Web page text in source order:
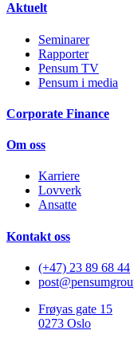
Aktuelt
Seminarer
Rapporter
Pensum TV
Pensum i media
Corporate Finance
Om oss
Karriere
Lovverk
Ansatte
Kontakt oss
(+47) 23 89 68 44
Frøyas gate 15
0273 Oslo